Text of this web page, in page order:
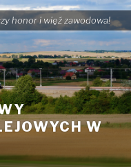
honor i więź zawodowa!
W